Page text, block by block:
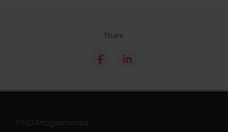
Share
PhD Programmes